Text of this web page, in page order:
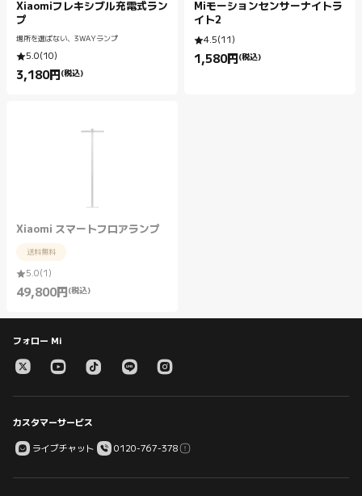
Xiaomiフレキシブル充電式ラン
プ
場所を選ばない、3WAYランプ
5.0(10)
3,180円 (税込)
Current Price 円3180.00
Miモーションセンサーナイトラ
イト2
4.5(11)
1,580円 (税込)
Current Price 円1580.00
Xiaomi スマートフロアランプ
送料無料
5.0(1 )
49,800円 (税込)
Current Price 円49800.00
フォロー Mi
カスタマーサービス
ライブチャット 0120-767-378